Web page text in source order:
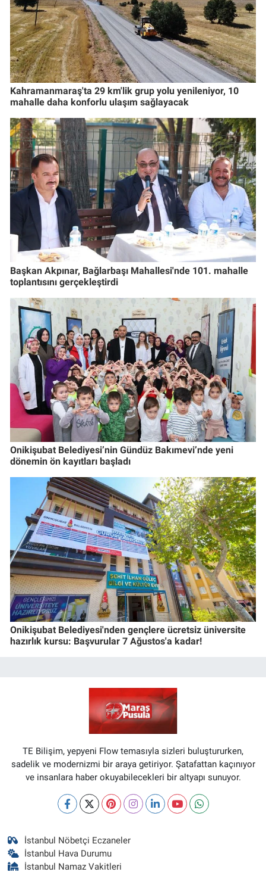
Kahramanmaraş'ta 29 km'lik grup yolu yenileniyor, 10
mahalle daha konforlu ulaşım sağlayacak
Başkan Akpınar, Bağlarbaşı Mahallesi'nde 101. mahalle
toplantısını gerçekleştirdi
Onikişubat Belediyesi’nin Gündüz Bakımevi’nde yeni
dönemin ön kayıtları başladı
Onikişubat Belediyesi'nden gençlere ücretsiz üniversite
hazırlık kursu: Başvurular 7 Ağustos'a kadar!
TE Bilişim, yepyeni Flow temasıyla sizleri buluştururken,
sadelik ve modernizmi bir araya getiriyor. Şatafattan kaçınıyor
ve insanlara haber okuyabilecekleri bir altyapı sunuyor.
İstanbul Nöbetçi Eczaneler
İstanbul Hava Durumu
İstanbul Namaz Vakitleri